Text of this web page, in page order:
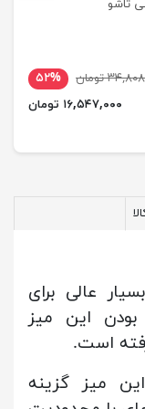
تاشو
تومان
۵۲%
۱۶,۵۴۷,۰۰۰ تومان
عالی برای
این میز
است.
میز گزینه